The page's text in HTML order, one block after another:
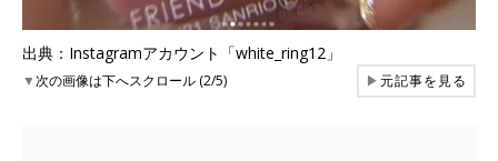
出典：Instagramアカウント「white_ring12」
▼次の画像は下へスクロール (2/5) ▶元記事を見る